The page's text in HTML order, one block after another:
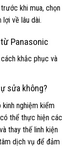
khi mua, chọn
lợi về lâu dài.
Panasonic
sửa không?
nghiệm kiểm
thể thực hiện các
thay thế linh kiện
dịch vụ để đảm